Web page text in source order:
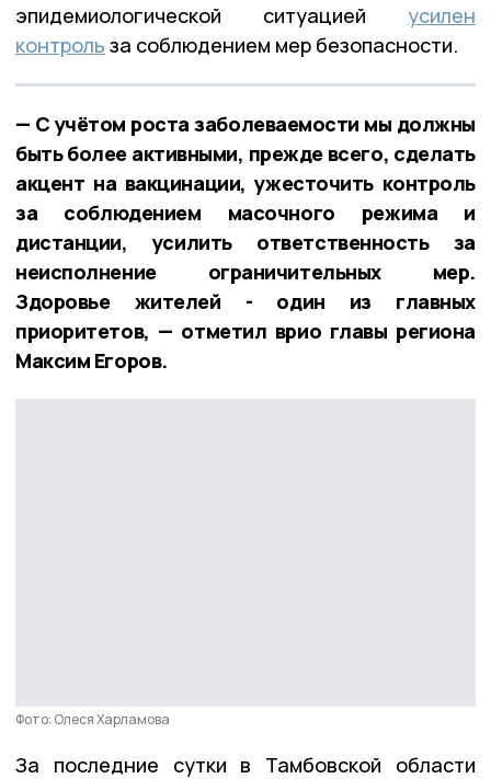
эпидемиологической ситуацией усилен
контроль за соблюдением мер безопасности.
— С учётом роста заболеваемости мы должны
быть более активными, прежде всего, сделать
акцент на вакцинации, ужесточить контроль
за соблюдением масочного режима и
дистанции, усилить ответственность за
неисполнение ограничительных мер.
Здоровье жителей - один из главных
приоритетов, — отметил врио главы региона
Максим Егоров.
Фото: Олеся Харламова
За последние сутки в Тамбовской области